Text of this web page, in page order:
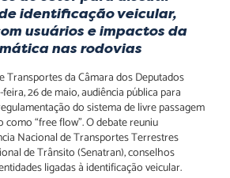
identificação veicular,
usuários e impactos da
nas rodovias
Transportes da Câmara dos Deputados
26 de maio, audiência pública para
do sistema de livre passagem
“free flow”. O debate reuniu
Nacional de Transportes Terrestres
de Trânsito (Senatran), conselhos
ligadas à identificação veicular.